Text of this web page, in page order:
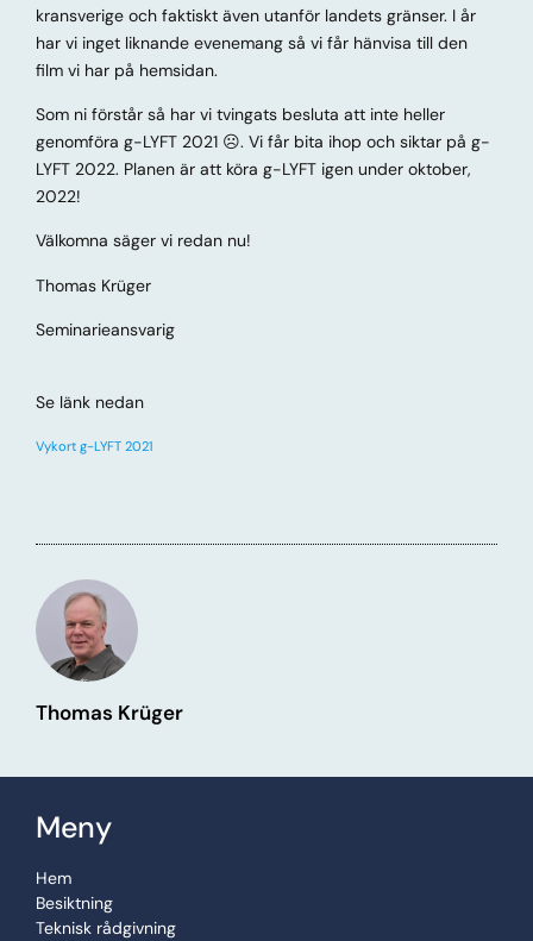
Thomas Krüger
kransverige och faktiskt även utanför landets gränser. I år
har vi inget liknande evenemang så vi får hänvisa till den
film vi har på hemsidan.
Som ni förstår så har vi tvingats besluta att inte heller
genomföra g-LYFT 2021 ☹. Vi får bita ihop och siktar på g-
LYFT 2022. Planen är att köra g-LYFT igen under oktober,
2022!
Välkomna säger vi redan nu!
Thomas Krüger
Seminarieansvarig
Se länk nedan
Vykort g-LYFT 2021
Meny
Hem
Besiktning
Teknisk rådgivning